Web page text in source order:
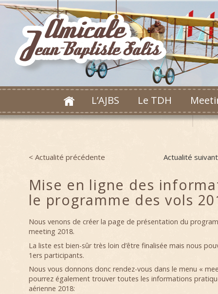
L’AJBS Le TDH
Post navigation
Actualité
< Actualité précédente
Mise en ligne des
le programme des vols
Nous venons de créer la page de présentation du
meeting 2018.
La liste est bien-sûr très loin d’être finalisée mais nous
1ers participants.
Nous vous donnons donc rendez-vous dans le menu «
pourrez également trouver toutes les informations
aérienne 2018: